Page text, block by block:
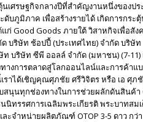
นเศรษฐกิจกลางปีที่สำคัญงานหนึ่งของป
ะดับภูมิภาค เพื่อสร้างรายได้ เกิดการก
ก่ Good Goods ภายใต้ วิสาหกิจเพื่อ
บริษัท ช้อปปี้ (ประเทศไทย) จำกัด บริษัท
ท บริษัท ซีพี ออลล์ จํากัด (มหาชน) (7-
ทางการตลาดสู่โลกออนไลน์และการค้า
าได้เชิญคุณศุภชัย ศรีวิจิตร หรือ เอ ศุภ
สนุนทุกช่องทางในการช่วยผลักดันสินค้
นิทรรศการเฉลิมพระเกียรติ พระบาทส
ะจำหน่ายผลิตภัณฑ์ OTOP 3-5 ดาว กว่